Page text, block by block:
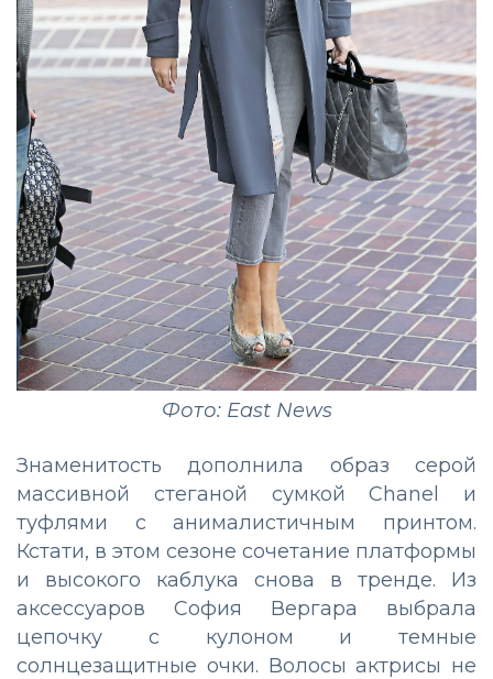
Фото: East News
Знаменитость дополнила образ серой
массивной стеганой сумкой Chanel и
туфлями с анималистичным принтом.
Кстати, в этом сезоне сочетание платформы
и высокого каблука снова в тренде. Из
аксессуаров София Вергара выбрала
цепочку с кулоном и темные
солнцезащитные очки. Волосы актрисы не